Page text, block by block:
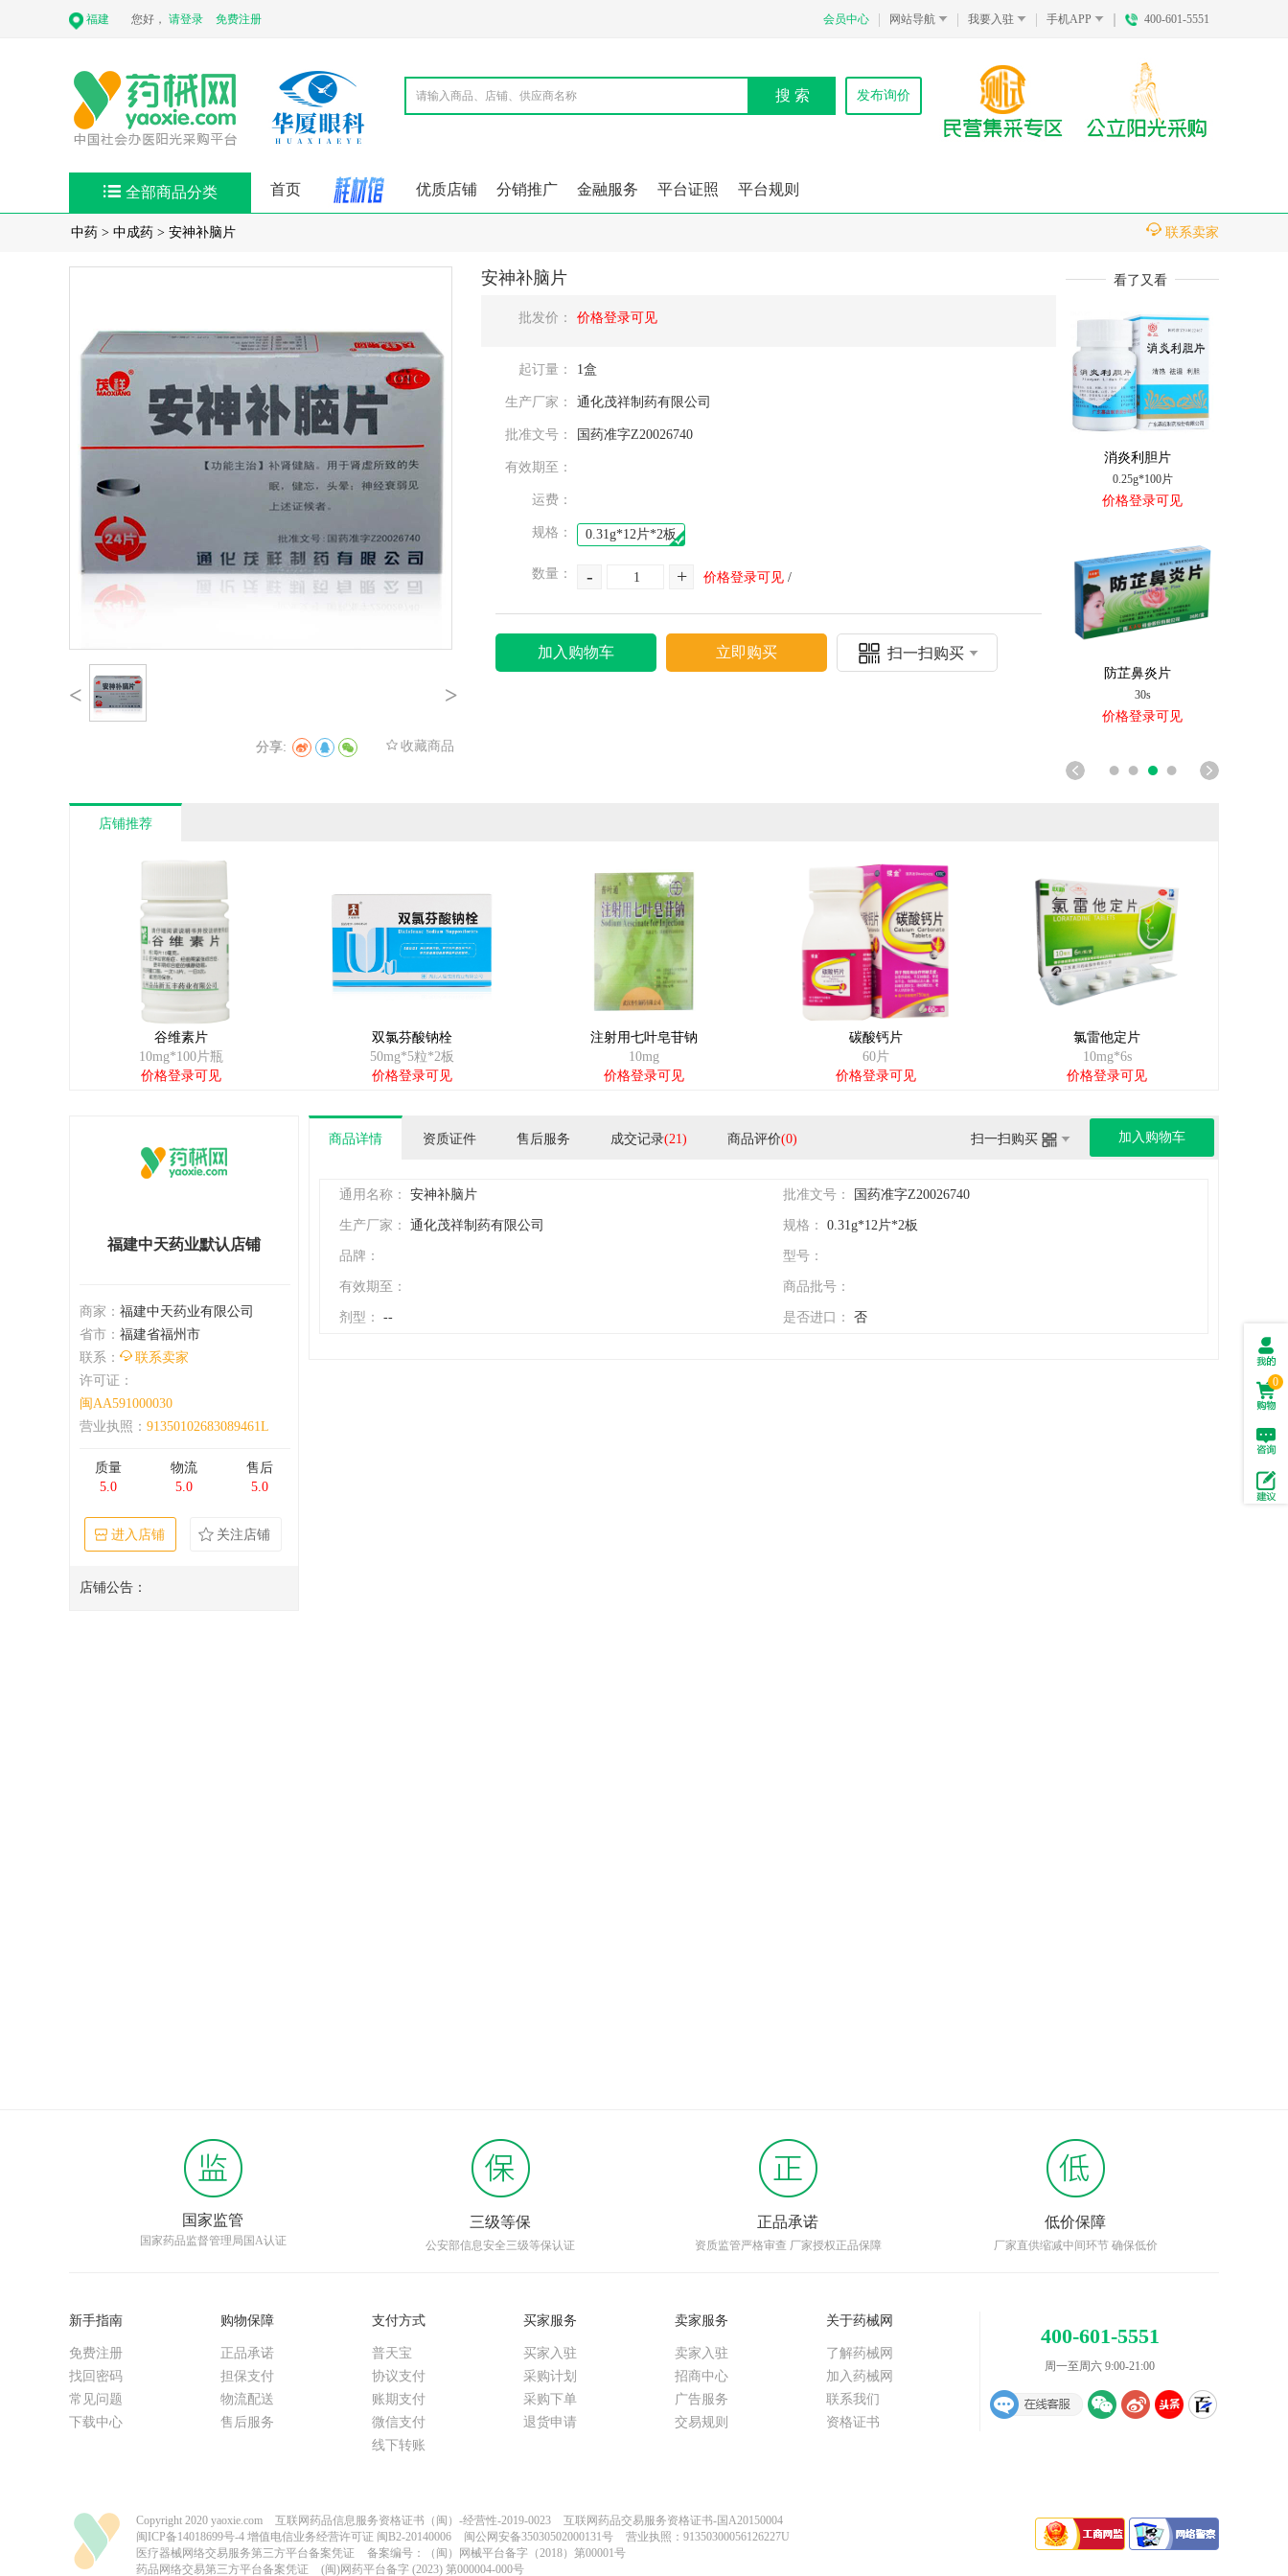
我的
订单
购物
车(0
0
投拆
福建 您好， 请登录 免费注册 会员中心 网站导航 我要入驻 手机APP 400-601-5551
搜 索 发布询价
全部商品分类 首页 优质店铺 分销推广 金融服务 平台证照 平台规则
中药 > 中成药 > 安神补脑片 联系卖家
< >
分享: 收藏商品
安神补脑片
批发价： 价格登录可见
起订量： 1盒
生产厂家： 通化茂祥制药有限公司
批准文号： 国药准字Z20026740
有效期至：
运费：
规格： 0.31g*12片*2板
数量： - + 价格登录可见 /
加入购物车 立即购买 扫一扫购买
看了又看
百藓夏塔热片
12片*3板
价格登录可见
西帕依麦孜彼子片
0.4g*9s/板/小盒*2小盒/中盒
价格登录可见
店铺推荐
谷维素片
10mg*100片瓶
价格登录可见
双氯芬酸钠栓
50mg*5粒*2板
价格登录可见
注射用七叶皂苷钠
10mg
价格登录可见
碳酸钙片
60片
价格登录可见
氯雷他定片
10mg*6s
价格登录可见
福建中天药业默认店铺
商家： 福建中天药业有限公司
省市： 福建省福州市
联系：
联系卖家
许可证：
闽AA591000030
营业执照： 91350102683089461L
质量
5.0
物流
5.0
售后
5.0
进入店铺 关注店铺
店铺公告：
商品详情 资质证件 售后服务 成交记录(21) 商品评价(0) 扫一扫购买 加入购物车
通用名称： 安神补脑片 批准文号： 国药准字Z20026740
生产厂家： 通化茂祥制药有限公司 规格： 0.31g*12片*2板
品牌： 型号：
有效期至： 商品批号：
剂型： -- 是否进口： 否
国家监管
国家药品监督管理局国A认证
三级等保
公安部信息安全三级等保认证
正品承诺
资质监管严格审查 厂家授权正品保障
低价保障
厂家直供缩减中间环节 确保低价
新手指南
免费注册
找回密码
常见问题
下载中心
购物保障
正品承诺
担保支付
物流配送
售后服务
支付方式
普天宝
协议支付
账期支付
微信支付
线下转账
买家服务
买家入驻
采购计划
采购下单
退货申请
卖家服务
卖家入驻
招商中心
广告服务
交易规则
关于药械网
了解药械网
加入药械网
联系我们
资格证书
400-601-5551
周一至周六 9:00-21:00
Copyright 2020 yaoxie.com 互联网药品信息服务资格证书（闽）-经营性-2019-0023
互联网药品交易服务资格证书-国A20150004
闽ICP备14018699号-4 增值电信业务经营许可证 闽B2-20140006 闽公网安备35030502000131号
营业执照：91350300056126227U
医疗器械网络交易服务第三方平台备案凭证
备案编号：（闽）网械平台备字（2018）第00001号
药品网络交易第三方平台备案凭证
(闽)网药平台备字 (2023) 第000004-000号